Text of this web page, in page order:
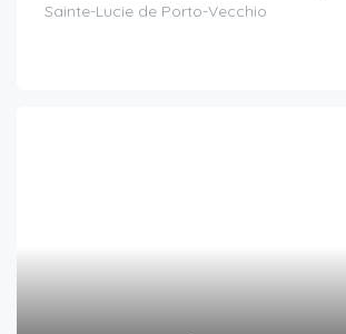
Sainte-Lucie de Porto-Vecchio